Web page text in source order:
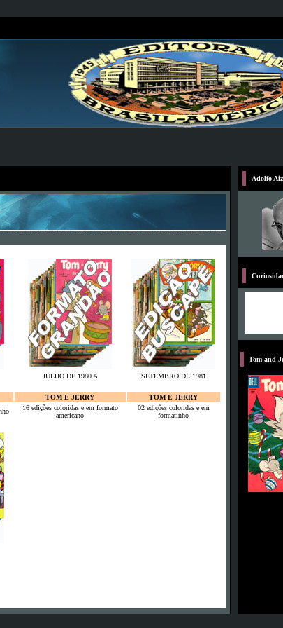
JULHO DE 1980 A
SETEMBRO DE 1981
TOM E JERRY
TOM E JERRY
16 edições coloridas e em formato
americano
02 edições coloridas e em
formatinho
Adolfo
Tom and